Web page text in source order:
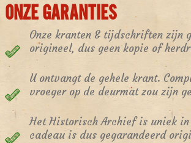
ONZE GARANTIES
Onze kranten & tijdschriften zijn
origineel, dus geen kopie of
U ontvangt de gehele krant.
vroeger op de deurmat zou zijn
Het Historisch Archief is uniek
cadeau is dus gegarandeerd